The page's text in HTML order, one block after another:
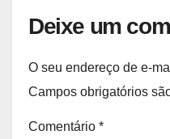
Deixe um
O seu endereço de e-
Campos obrigatórios
Comentário *